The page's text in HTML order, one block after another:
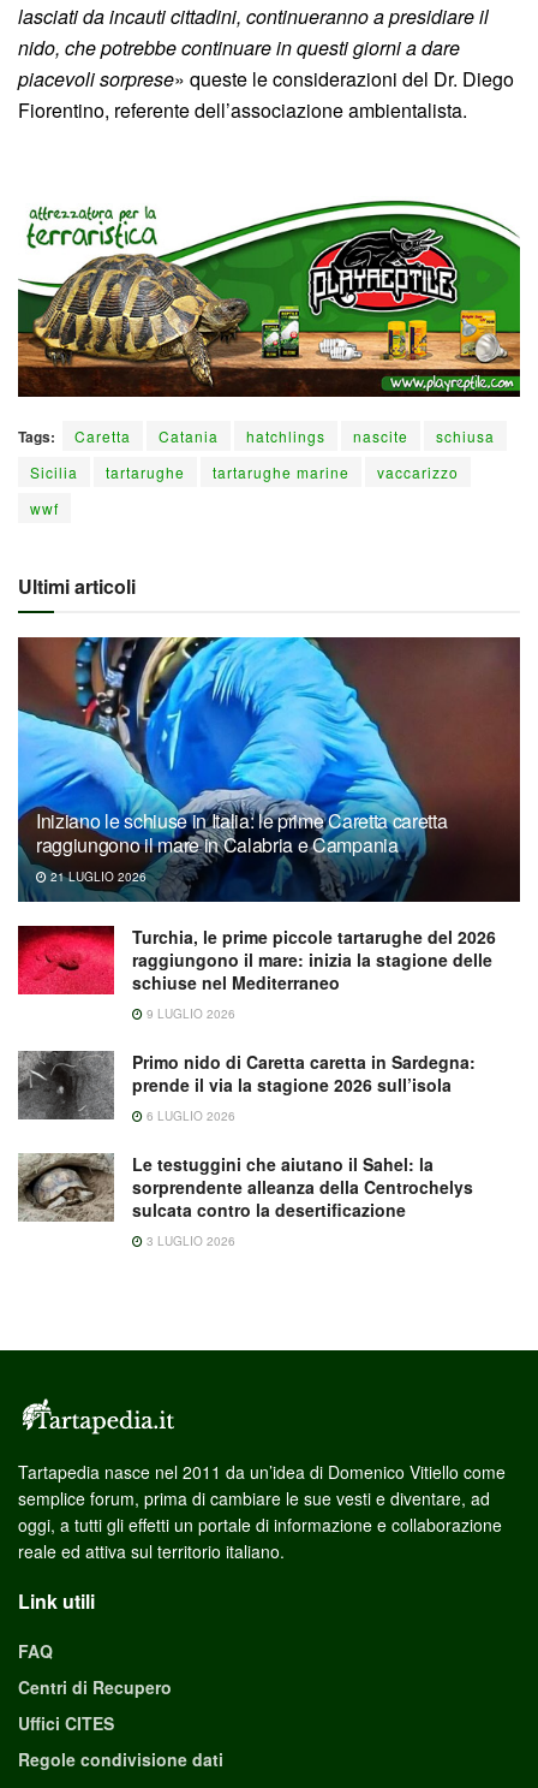
lasciati da incauti cittadini, continueranno a presidiare il
nido, che potrebbe continuare in questi giorni a dare
piacevoli sorprese» queste le considerazioni del Dr. Diego
Fiorentino, referente dell’associazione ambientalista.
Tags: Caretta Catania hatchlings nascite
schiusa
Sicilia
tartarughe tartarughe marine
vaccarizzo
wwf
Ultimi articoli
Iniziano le schiuse in Italia: le prime Caretta caretta
raggiungono il mare in Calabria e Campania
21 LUGLIO 2026
Turchia, le prime piccole tartarughe del 2026
raggiungono il mare: inizia la stagione delle
schiuse nel Mediterraneo
9 LUGLIO 2026
Primo nido di Caretta caretta in Sardegna:
prende il via la stagione 2026 sull’isola
6 LUGLIO 2026
Le testuggini che aiutano il Sahel: la
sorprendente alleanza della Centrochelys
sulcata contro la desertificazione
3 LUGLIO 2026
Tartapedia nasce nel 2011 da un’idea di Domenico Vitiello come
semplice forum, prima di cambiare le sue vesti e diventare, ad
oggi, a tutti gli effetti un portale di informazione e collaborazione
reale ed attiva sul territorio italiano.
Link utili
FAQ
Centri di Recupero
Uffici CITES
Regole condivisione dati